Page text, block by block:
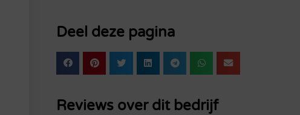
Deel deze pagina
Reviews over dit bedrijf